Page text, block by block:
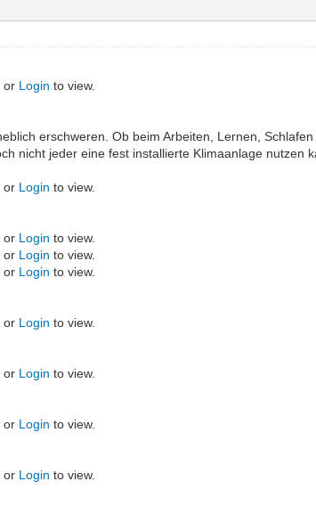
or Login to view.
erschweren. Ob beim Arbeiten, Lernen,
nicht jeder eine fest installierte Klimaanlage
or Login to view.
or Login to view.
or Login to view.
or Login to view.
or Login to view.
or Login to view.
or Login to view.
or Login to view.